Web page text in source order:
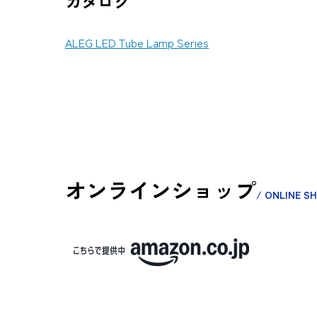
ALEG LED Tube Lamp Series
オンラインショップ/ ONLINE